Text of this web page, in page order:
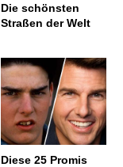
Die schönsten
Straßen der Welt
Diese 25 Promis